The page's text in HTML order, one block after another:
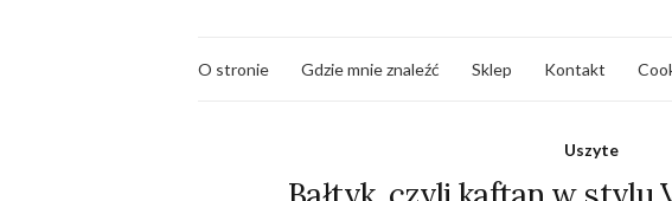
O stronie Gdzie mnie znaleźć Sklep Kontakt
Uszyte